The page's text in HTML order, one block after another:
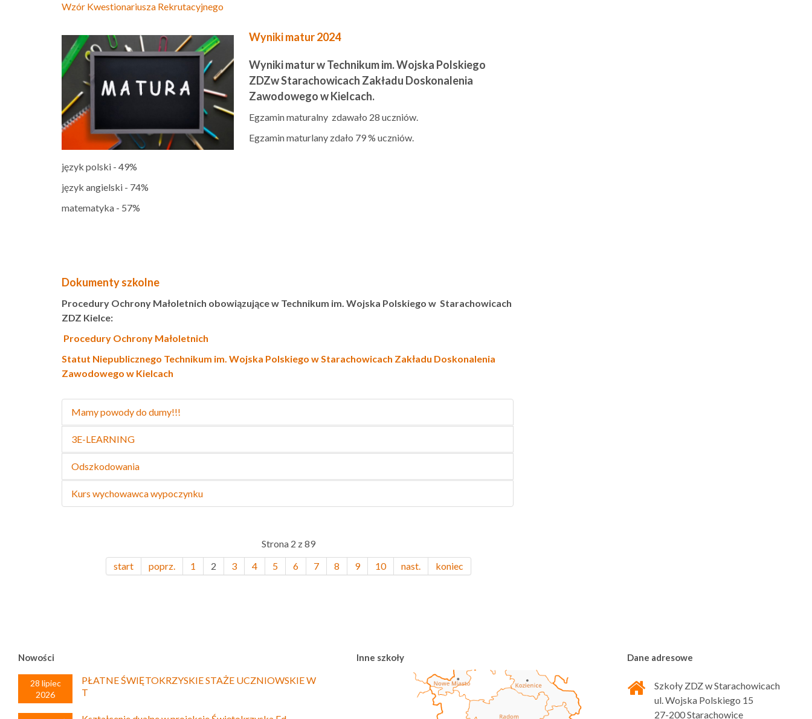
Wzór Kwestionariusza Rekrutacyjnego
Wyniki matur 2024
Wyniki matur w Technikum im. Wojska Polskiego
ZDZw Starachowicach Zakładu Doskonalenia
Zawodowego w Kielcach.
Egzamin maturalny zdawało 28 uczniów.
Egzamin maturlany zdało 79 % uczniów.
język polski - 49%
język angielski - 74%
matematyka - 57%
Dokumenty szkolne
Procedury Ochrony Małoletnich obowiązujące w Technikum im. Wojska Polskiego w Starachowicach
ZDZ Kielce:
Procedury Ochrony Małoletnich
Statut Niepublicznego Technikum im. Wojska Polskiego w Starachowicach Zakładu Doskonalenia
Zawodowego w Kielcach
Mamy powody do dumy!!!
3E-LEARNING
Odszkodowania
Kurs wychowawca wypoczynku
Strona 2 z 89
start
poprz. 1 2 3 4 5 6 7 8 9 10 nast. koniec
Nowości
28 lipiec
2026
PŁATNE ŚWIĘTOKRZYSKIE STAŻE UCZNIOWSKIE W
T
Inne szkoły Dane adresowe
Szkoły ZDZ w Starachowicach
ul. Wojska Polskiego 15
27-200 Starachowice